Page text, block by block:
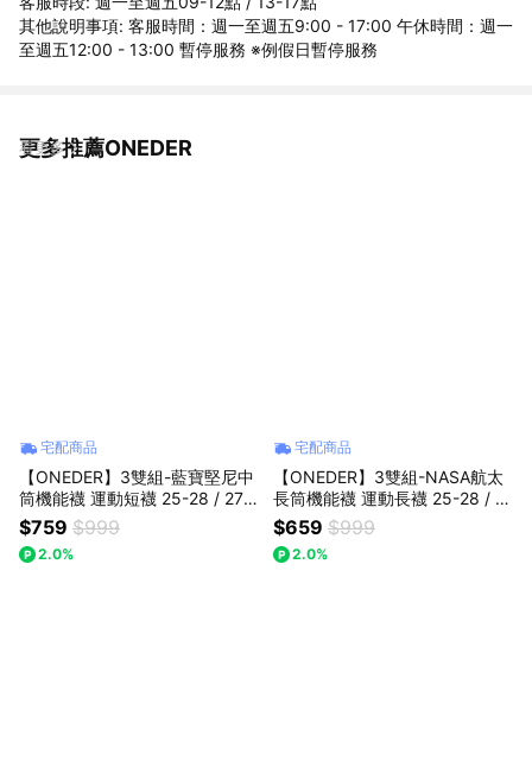
其他說明事項: 客服時間：週一至週五9:00 - 17:00 午休時間：週一
至週五12:00 - 13:00 暫停服務 ※例假日暫停服務
更多推薦ONEDER
看更多
宅配商品
【ONEDER】3雙組-藍寶堅尼中
筒機能襪 運動短襪 25-28 / 27-
30cm (LG-AS105.LG-AS106)
$759 $999
2.0%
宅配商品
【ONEDER】3雙組-NASA航太
長筒機能襪 運動長襪 25-28 / 2
7-30cm (NS-AS109.NS-AS11
0)
$659 $999
2.0%